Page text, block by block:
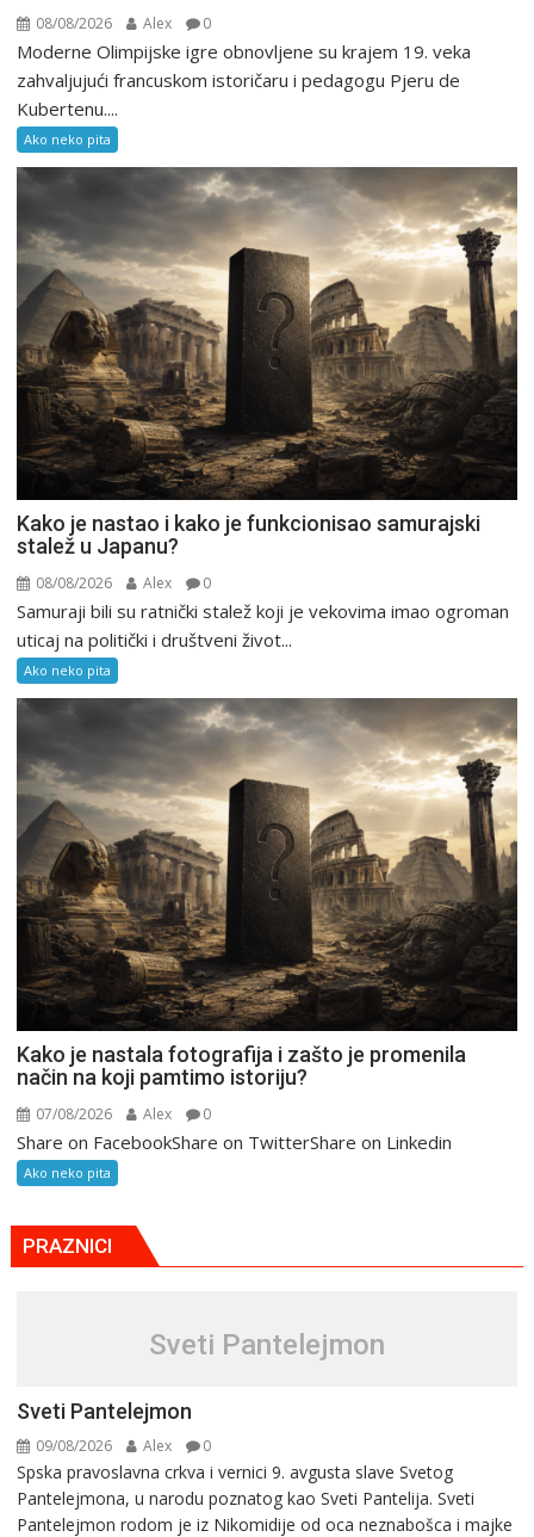
08/08/2026 Alex 0
Moderne Olimpijske igre obnovljene su krajem 19. veka
zahvaljujući francuskom istoričaru i pedagogu Pjeru de
Kubertenu....
Ako neko pita
Kako je nastao i kako je funkcionisao samurajski
stalež u Japanu?
08/08/2026 Alex 0
Samuraji bili su ratnički stalež koji je vekovima imao ogroman
uticaj na politički i društveni život...
Ako neko pita
Kako je nastala fotografija i zašto je promenila
način na koji pamtimo istoriju?
07/08/2026 Alex 0
Share on FacebookShare on TwitterShare on Linkedin
Ako neko pita
PRAZNICI
Sveti Pantelejmon
Sveti Pantelejmon
09/08/2026 Alex 0
Spska pravоslavna crkva i vеrnici 9. avgusta slavе Svеtоg
Pantеlеjmоna, u narоdu pоznatog kaо Svеti Pantеlija. Sveti
Pantelejmon rodom je iz Nikomidije od oca neznabošca i majke